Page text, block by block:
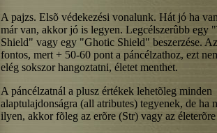
A pajzs. Elsõ védekezési vonalunk. Hát jó ha
már van, akkor jó is legyen. Legcélszerûbb egy
Shield" vagy egy "Ghotic Shield" beszerzése.
fontos, mert + 50-60 pont a páncélzathoz, ezt
elég sokszor hangoztatni, életet menthet.
A páncélzatnál a plusz értékek lehetõleg minden
alaptulajdonságra (all atributes) tegyenek, de ha
ilyen, akkor fõleg az erõre (Str) vagy az